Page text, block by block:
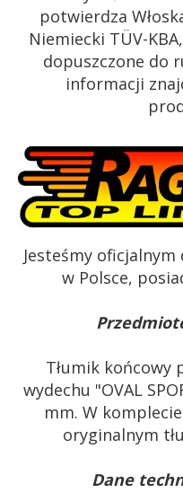
potwierdza
Niemiecki TÜV-
dopuszczone do
informacji
Jesteśmy oficjalnym
w Polsce,
Tłumik końcowy
wydechu "OVAL
mm. W
oryginalnym
Dane